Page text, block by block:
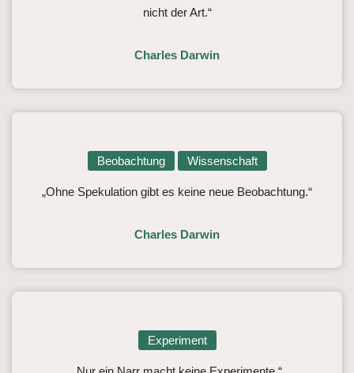
nicht der Art.“
Charles Darwin
Beobachtung Wissenschaft
„Ohne Spekulation gibt es keine neue Beobachtung.“
Charles Darwin
Experiment